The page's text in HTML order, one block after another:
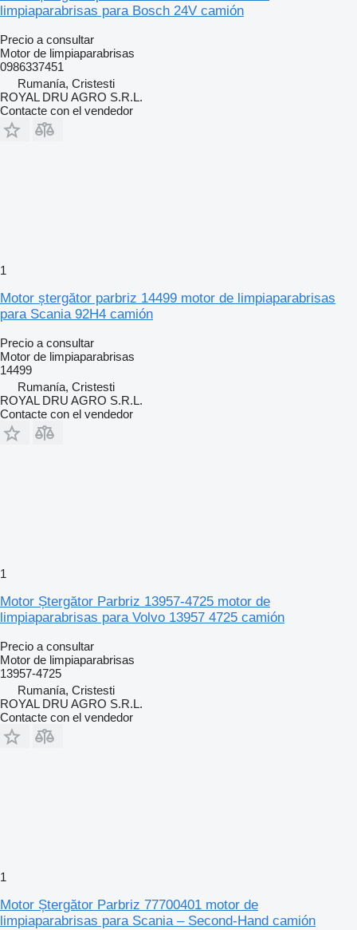
limpiaparabrisas para Bosch 24V camión
Precio a consultar
Motor de limpiaparabrisas
0986337451
Rumanía, Cristesti
ROYAL DRU AGRO S.R.L.
Contacte con el vendedor
1
Motor ștergător parbriz 14499 motor de limpiaparabrisas
para Scania 92H4 camión
Precio a consultar
Motor de limpiaparabrisas
14499
Rumanía, Cristesti
ROYAL DRU AGRO S.R.L.
Contacte con el vendedor
1
Motor Ștergător Parbriz 13957-4725 motor de
limpiaparabrisas para Volvo 13957 4725 camión
Precio a consultar
Motor de limpiaparabrisas
13957-4725
Rumanía, Cristesti
ROYAL DRU AGRO S.R.L.
Contacte con el vendedor
1
Motor Ștergător Parbriz 77700401 motor de
limpiaparabrisas para Scania – Second-Hand camión